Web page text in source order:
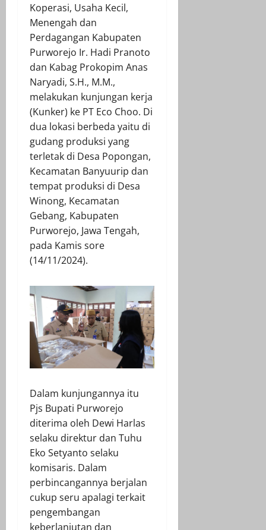
Koperasi, Usaha Kecil,
Menengah dan
Perdagangan Kabupaten
Purworejo Ir. Hadi Pranoto
dan Kabag Prokopim Anas
Naryadi, S.H., M.M.,
melakukan kunjungan kerja
(Kunker) ke PT Eco Choo. Di
dua lokasi berbeda yaitu di
gudang produksi yang
terletak di Desa Popongan,
Kecamatan Banyuurip dan
tempat produksi di Desa
Winong, Kecamatan
Gebang, Kabupaten
Purworejo, Jawa Tengah,
pada Kamis sore
(14/11/2024).
Dalam kunjungannya itu
Pjs Bupati Purworejo
diterima oleh Dewi Harlas
selaku direktur dan Tuhu
Eko Setyanto selaku
komisaris. Dalam
perbincangannya berjalan
cukup seru apalagi terkait
pengembangan
keberlanjutan dan